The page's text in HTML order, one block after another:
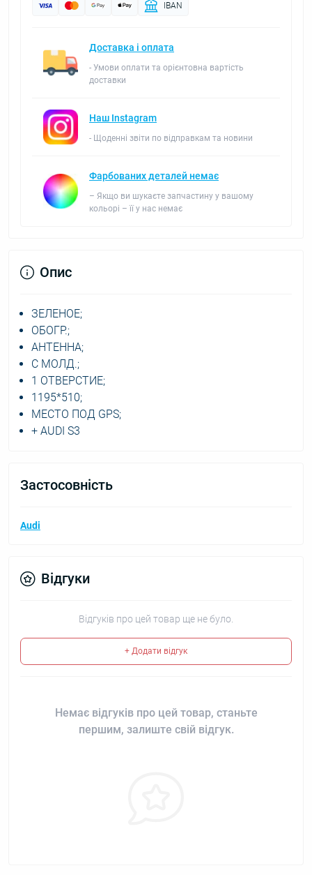
IBAN
Доставка і оплата
- Умови оплати та орієнтовна вартість
доставки
Наш Instagram
- Щоденні звіти по відправкам та новини
Фарбованих деталей немає
– Якщо ви шукаєте запчастину у вашому
кольорі – її у нас немає
Опис
ЗЕЛЕНОЕ;
ОБОГР.;
АНТЕННА;
С МОЛД.;
1 ОТВЕРСТИЕ;
1195*510;
МЕСТО ПОД GPS;
+ AUDI S3
Застосовність
Audi
Відгуки
Відгуків про цей товар ще не було.
+ Додати відгук
Немає відгуків про цей товар, станьте
першим, залиште свій відгук.